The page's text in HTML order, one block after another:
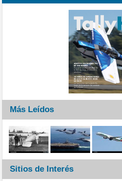
Más Leídos
Sitios de Interés